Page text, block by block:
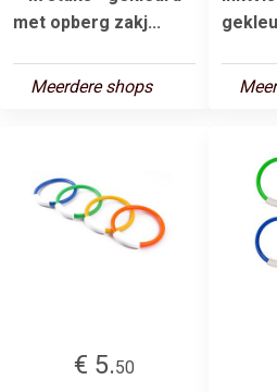
met opberg zakj...
Meerdere shops
€ 5.50